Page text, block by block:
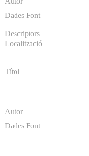
Dades Font
Descriptors
Localització
Títol
Autor
Dades Font